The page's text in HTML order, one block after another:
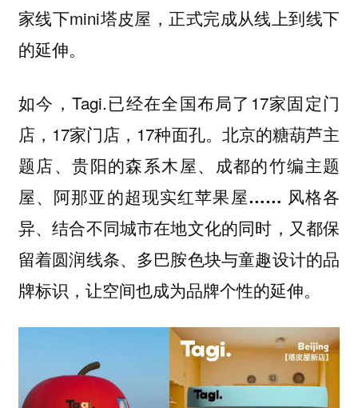
家线下mini塔皮屋，正式完成从线上到线下
的延伸。
如今，Tagi.已经在全国布局了17家固定门
店，17家门店，17种面孔。 北京的糖葫芦主
题店、贵阳的森系木屋、成都的竹编主题
屋、阿那亚的超现实红苹果屋…… 风格各
异、结合不同城市在地文化的同时，又都保
留着圆润线条、多巴胺色块与童趣设计的品
牌标识，让空间也成为品牌个性的延伸。